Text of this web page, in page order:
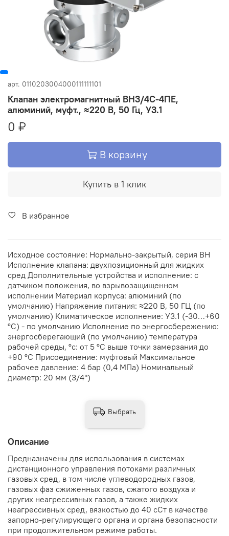
арт. 0110203004000111111101
Клапан электромагнитный ВН3/4С-4ПЕ,
алюминий, муфт., ≈220 В, 50 Гц, У3.1
0 ₽
В корзину
Купить в 1 клик
В избранное
Исходное состояние: Нормально-закрытый, серия ВН
Исполнение клапана: двухпозиционный для жидких
сред Дополнительные устройства и исполнение: с
датчиком положения, во взрывозащищенном
исполнении Материал корпуса: алюминий (по
умолчанию) Напряжение питания: ≈220 В, 50 ГЦ (по
умолчанию) Климатическое исполнение: У3.1 (-30…+60
°С) - по умолчанию Исполнение по энергосбережению:
энергосберегающий (по умолчанию) температура
рабочей среды, °с: от 5 °C выше точки замерзания до
+90 °C Присоединение: муфтовый Максимальное
рабочее давление: 4 бар (0,4 МПа) Номинальный
диаметр: 20 мм (3/4")
Описание
Предназначены для использования в системах
дистанционного управления потоками различных
газовых сред, в том числе углеводородных газов,
газовых фаз сжиженных газов, сжатого воздуха и
других неагрессивных газов, а также жидких
неагрессивных сред, вязкостью до 40 сСт в качестве
запорно-регулирующего органа и органа безопасности
при продолжительном режиме работы.
Выбрать